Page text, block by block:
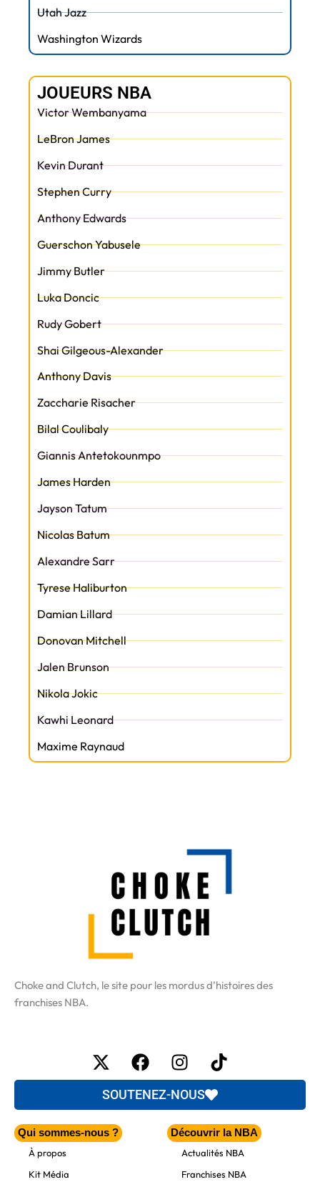
Utah Jazz
Washington Wizards
JOUEURS NBA
Victor Wembanyama
LeBron James
Kevin Durant
Stephen Curry
Anthony Edwards
Guerschon Yabusele
Jimmy Butler
Luka Doncic
Rudy Gobert
Shai Gilgeous-Alexander
Anthony Davis
Zaccharie Risacher
Bilal Coulibaly
Giannis Antetokounmpo
James Harden
Jayson Tatum
Nicolas Batum
Alexandre Sarr
Tyrese Haliburton
Damian Lillard
Donovan Mitchell
Jalen Brunson
Nikola Jokic
Kawhi Leonard
Maxime Raynaud
Choke and Clutch, le site pour les mordus d’histoires des
franchises NBA.
X-
twitter
FacebookInstagram
Tiktok
SOUTENEZ-NOUS
Qui sommes-nous ?
À propos
Kit Média
Découvrir la NBA
Actualités NBA
Franchises NBA